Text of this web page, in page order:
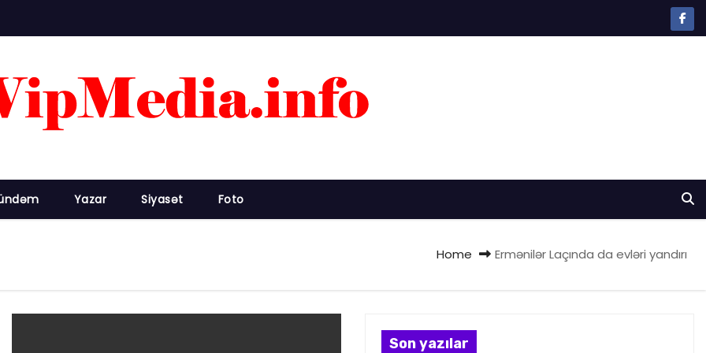
Yazar Siyasət Foto
Home Ermənilər Laçında da evləri yandırı
Son yazılar